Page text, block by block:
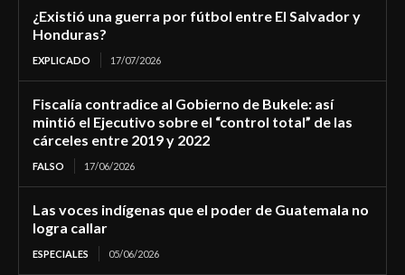
¿Existió una guerra por fútbol entre El Salvador y
Honduras?
EXPLICADO 17/07/2026
Fiscalía contradice al Gobierno de Bukele: así
mintió el Ejecutivo sobre el “control total” de las
cárceles entre 2019 y 2022
FALSO 17/06/2026
Las voces indígenas que el poder de Guatemala no
logra callar
ESPECIALES 05/06/2026